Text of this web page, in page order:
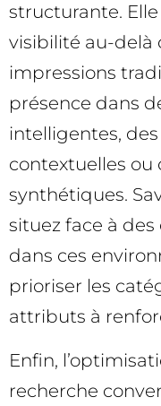
structurante.
visibilité au-delà
impressions
présence dans
intelligentes,
contextuelles ou
synthétiques.
situez face à
dans ces
prioriser les
attributs à
Enfin,
recherche